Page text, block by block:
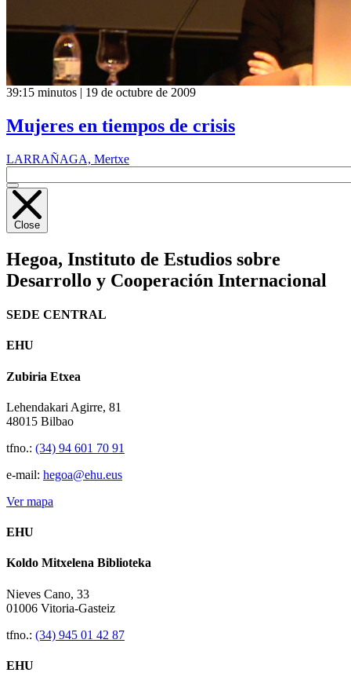
39:15 minutos | 19 de octubre de 2009
Mujeres en tiempos de crisis
LARRAÑAGA, Mertxe
Close
Hegoa, Instituto de Estudios sobre
Desarrollo y Cooperación Internacional
SEDE CENTRAL
EHU
Zubiria Etxea
Lehendakari Agirre, 81
48015 Bilbao
tfno.: (34) 94 601 70 91
e-mail: hegoa@ehu.eus
Ver mapa
EHU
Koldo Mitxelena Biblioteka
Nieves Cano, 33
01006 Vitoria-Gasteiz
tfno.: (34) 945 01 42 87
EHU